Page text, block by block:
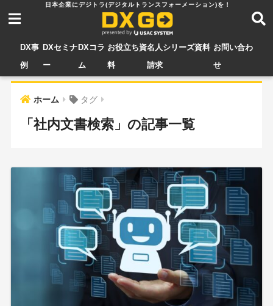
DX事
例
DXセミナ
ー
DXコラ
ム
お役立ち資
料
名人シリーズ資料
請求
お問い合わ
せ
ホーム タグ
「社内文書検索」の記事一覧